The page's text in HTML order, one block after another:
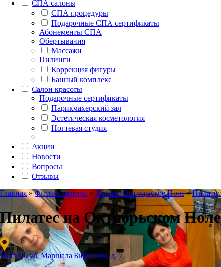
СПА салоны
СПА процедуры
Подарочные СПА сертификаты
Абонементы СПА
Обертывания
Массажи
Пилинги
Коррекция фигуры
Банный комплекс
Салон красоты
Подарочные сертификаты
Парикмахерский зал
Эстетическая косметология
Ногтевая студия
Акции
Новости
Вопросы
Отзывы
Главная »Фитнес центры » Фитнес Октябрьское Поле »Пилатес
Пилатес на Октябрьском Поле
Москва, ул. Маршала Бирюзова, д. 7